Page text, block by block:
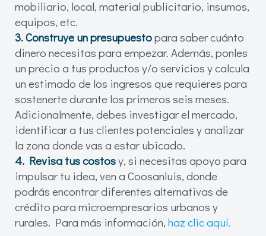
mobiliario, local, material publicitario, insumos,
equipos, etc.
3. Construye un presupuestopara saber cuánto
dinero necesitas para empezar. Además, ponles
un precio a tus productos y/o servicios y calcula
un estimado de los ingresos que requieres para
sostenerte durante los primeros seis meses.
Adicionalmente, debes investigar el mercado,
identificar a tus clientes potenciales y analizar
la zona donde vas a estar ubicado.
4. Revisa tus costosy, si necesitas apoyo para
impulsar tu idea, ven a Coosanluis, donde
podrás encontrar diferentes alternativas de
crédito para microempresarios urbanos y
rurales. Para más información, haz clic aquí.